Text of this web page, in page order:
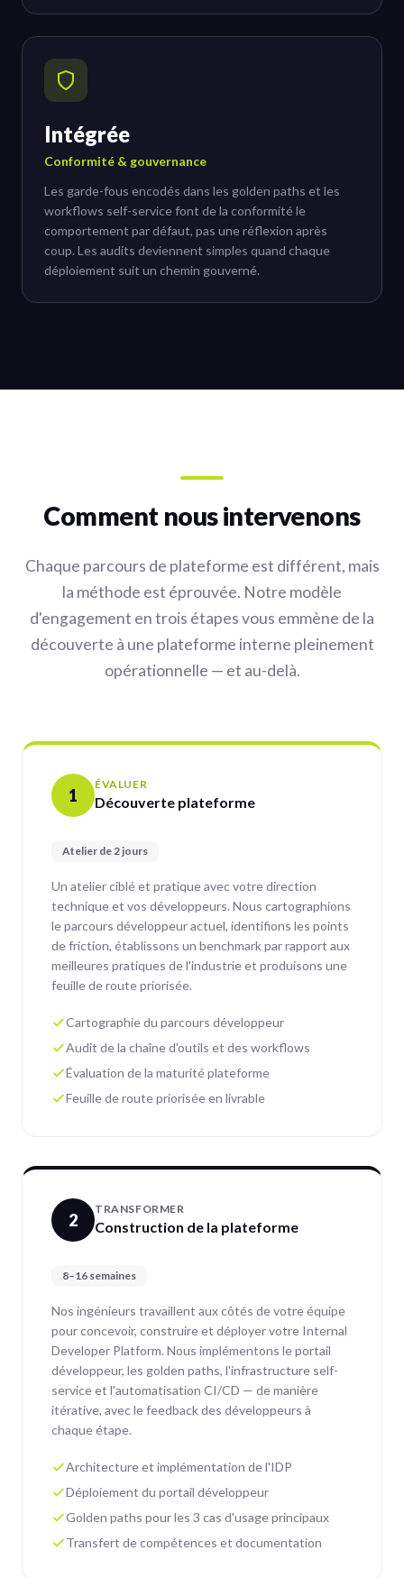
Intégrée
Conformité & gouvernance
Les garde-fous encodés dans les golden paths et les
workflows self-service font de la conformité le
comportement par défaut, pas une réflexion après
coup. Les audits deviennent simples quand chaque
déploiement suit un chemin gouverné.
Comment nous intervenons
Chaque parcours de plateforme est différent, mais
la méthode est éprouvée. Notre modèle
d'engagement en trois étapes vous emmène de la
découverte à une plateforme interne pleinement
opérationnelle — et au-delà.
1
ÉVALUER
Découverte plateforme
Atelier de 2 jours
Un atelier ciblé et pratique avec votre direction
technique et vos développeurs. Nous cartographions
le parcours développeur actuel, identifions les points
de friction, établissons un benchmark par rapport aux
meilleures pratiques de l'industrie et produisons une
feuille de route priorisée.
Cartographie du parcours développeur
Audit de la chaîne d'outils et des workflows
Évaluation de la maturité plateforme
Feuille de route priorisée en livrable
2
TRANSFORMER
Construction de la plateforme
8–16 semaines
Nos ingénieurs travaillent aux côtés de votre équipe
pour concevoir, construire et déployer votre Internal
Developer Platform. Nous implémentons le portail
développeur, les golden paths, l'infrastructure self-
service et l'automatisation CI/CD — de manière
itérative, avec le feedback des développeurs à
chaque étape.
Architecture et implémentation de l'IDP
Déploiement du portail développeur
Golden paths pour les 3 cas d'usage principaux
Transfert de compétences et documentation